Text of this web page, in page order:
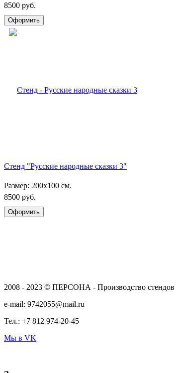
8500 руб.
Стенд "Русские народные сказки 3"
Размер: 200х100 см.
8500 руб.
2008 - 2023 © ПЕРСОНА - Производство стендов
e-mail: 9742055@mail.ru
Тел.: +7 812 974-20-45
Мы в VK